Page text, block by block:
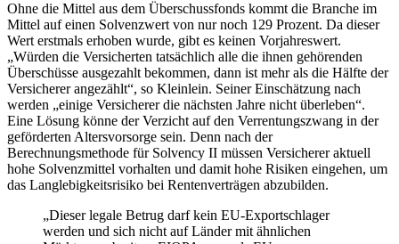
Ohne die Mittel aus dem Überschussfonds kommt die Branche im
Mittel auf einen Solvenzwert von nur noch 129 Prozent. Da dieser
Wert erstmals erhoben wurde, gibt es keinen Vorjahreswert.
„Würden die Versicherten tatsächlich alle die ihnen gehörenden
Überschüsse ausgezahlt bekommen, dann ist mehr als die Hälfte der
Versicherer angezählt“, so Kleinlein. Seiner Einschätzung nach
werden „einige Versicherer die nächsten Jahre nicht überleben“.
Eine Lösung könne der Verzicht auf den Verrentungszwang in der
geförderten Altersvorsorge sein. Denn nach der
Berechnungsmethode für Solvency II müssen Versicherer aktuell
hohe Solvenzmittel vorhalten und damit hohe Risiken eingehen, um
das Langlebigkeitsrisiko bei Rentenverträgen abzubilden.
„Dieser legale Betrug darf kein EU-Exportschlager
werden und sich nicht auf Länder mit ähnlichen